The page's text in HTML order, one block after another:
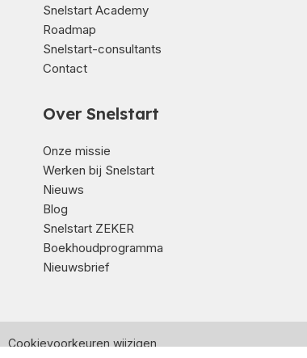
Snelstart Academy
Roadmap
Snelstart-consultants
Contact
Over Snelstart
Onze missie
Werken bij Snelstart
Nieuws
Blog
Snelstart ZEKER
Boekhoudprogramma
Nieuwsbrief
Cookievoorkeuren wijzigen